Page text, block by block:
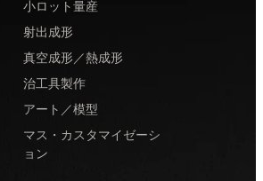
小ロット量産
射出成形
真空成形／熱成形
治工具製作
アート／模型
マス・カスタマイゼーシ
ョン